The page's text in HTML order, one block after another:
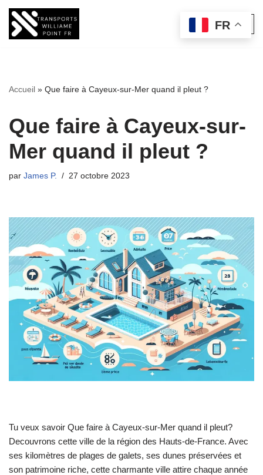
Aller
Accueil » Que faire à Cayeux-sur-Mer quand il pleut ?
Que faire à Cayeux-sur-
Mer quand il pleut ?
par James P. 27 octobre 2023
Tu veux savoir Que faire à Cayeux-sur-Mer quand il pleut?
Decouvrons cette ville de la région des Hauts-de-France. Avec
ses kilomètres de plages de galets, ses dunes préservées et
son patrimoine riche, cette charmante ville attire chaque année
FR